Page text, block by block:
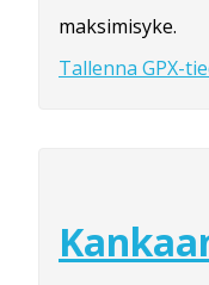
maksimisyke.
Tallenna GPX-